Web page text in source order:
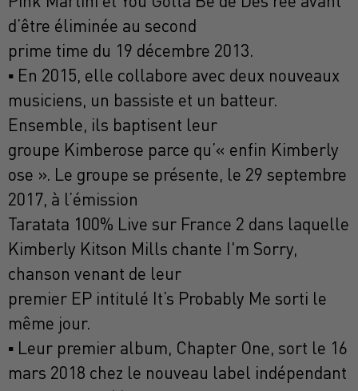
d’être éliminée au second
prime time du 19 décembre 2013.
▪ En 2015, elle collabore avec deux nouveaux
musiciens, un bassiste et un batteur.
Ensemble, ils baptisent leur
groupe Kimberose parce qu’« enfin Kimberly
ose ». Le groupe se présente, le 29 septembre
2017, à l’émission
Taratata 100% Live sur France 2 dans laquelle
Kimberly Kitson Mills chante I'm Sorry,
chanson venant de leur
premier EP intitulé It’s Probably Me sorti le
même jour.
▪ Leur premier album, Chapter One, sort le 16
mars 2018 chez le nouveau label indépendant